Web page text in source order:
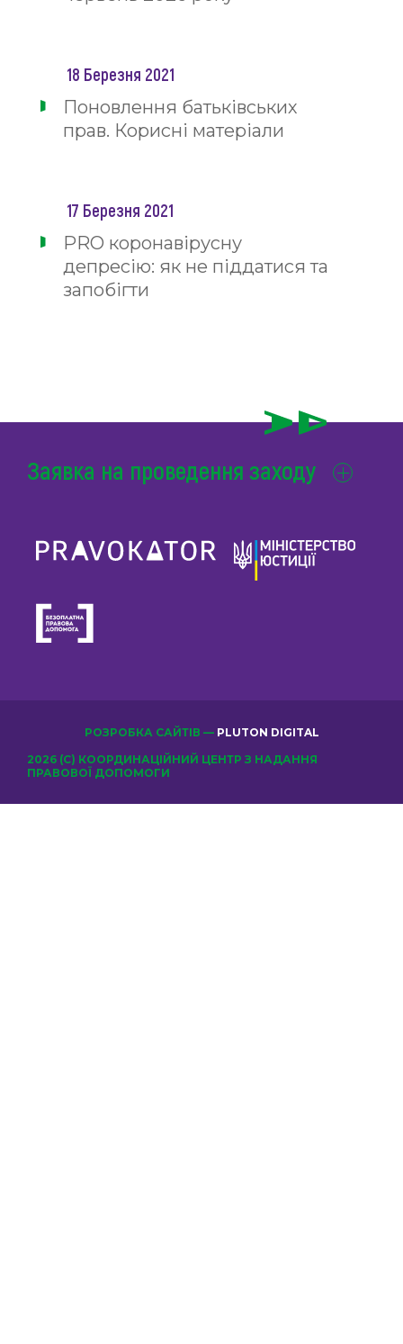
18 Березня 2021
Поновлення батьківських
прав. Корисні матеріали
17 Березня 2021
PRO коронавірусну
депресію: як не піддатися та
запобігти
Заявка на проведення заходу
ОБЕРІТЬ КЛУБ
2026 (С) КООРДИНАЦІЙНИЙ ЦЕНТР З НАДАННЯ
ПРАВОВОЇ ДОПОМОГИ
РОЗРОБКА САЙТІВ — PLUTON DIGITAL